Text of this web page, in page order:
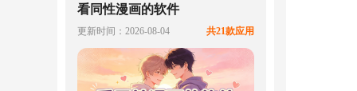
看同性漫画的软件
更新时间：2026-08-04 共21款应用